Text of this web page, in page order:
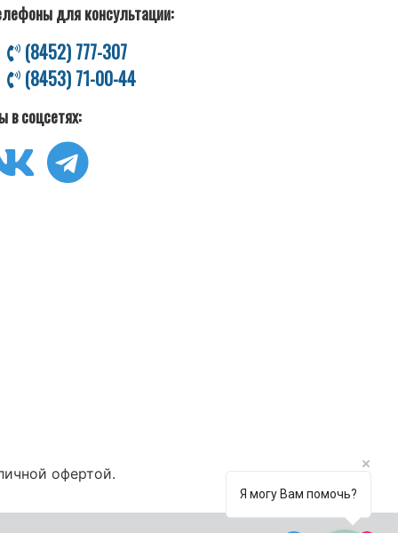
для консультации:
(8452) 777-307
(8453) 71-00-44
в соцсетях:
офертой.
Я могу Вам помочь?